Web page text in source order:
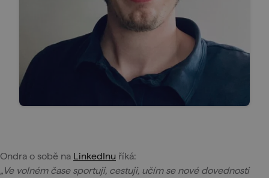
Ondra o sobě na LinkedInu říká:
„Ve volném čase sportuji, cestuji, učím se nové dovednosti